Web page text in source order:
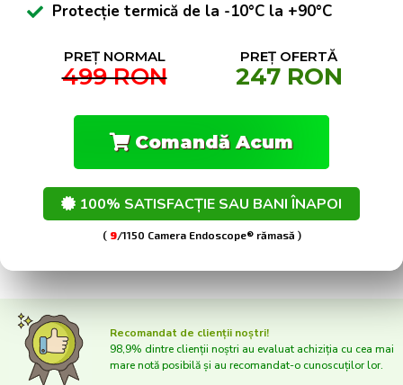
Protecție termică de la -10°C la +90°C
PREȚ NORMAL
499 RON
PREȚ OFERTĂ
247 RON
Comandă Acum
100% SATISFACȚIE SAU BANI ÎNAPOI
( 9/1150 Camera Endoscope® rămasă )
Recomandat de clienții noștri!
98,9% dintre clienții noștri au evaluat achiziția cu cea mai
mare notă posibilă și au recomandat-o cunoscuților lor.